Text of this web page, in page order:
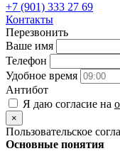
+7 (901) 333 27 69
Контакты
Перезвонить
Ваше имя
Телефон
Удобное время
Антибот
Я даю согласие на
×
Пользовательское
Основные понятия